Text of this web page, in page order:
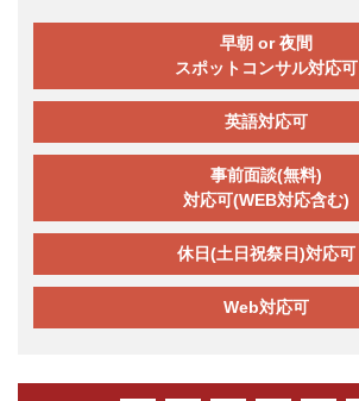
早朝 or 夜間
スポットコンサル対応可
英語対応可
事前面談(無料)
対応可(WEB対応含む)
休日(土日祝祭日)対応可
Web対応可